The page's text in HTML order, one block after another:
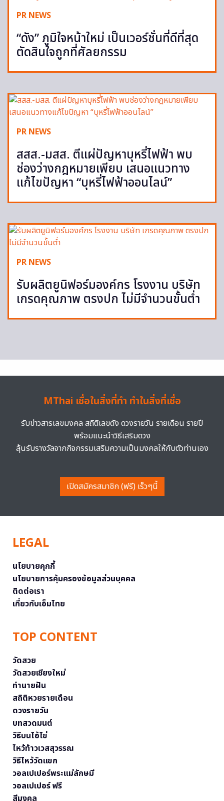
PR NEWS
“ดัง” ภูมิใจหน้าใหม่ เป็นเวอร์ชั่นที่ดีที่สุด
ตัดสินใจถูกที่ศัลยกรรม
PR NEWS
สสส.-มสส. ตีแผ่ปัญหาบุหรี่ไฟฟ้า พบ
ช่องว่างกฎหมายเพียบ เสนอแนวทาง
แก้ไขปัญหา “บุหรี่ไฟฟ้าออนไลน์”
PR NEWS
รับผลิตยูนิฟอร์มองค์กร โรงงาน บริษัท
เกรดคุณภาพ ตรงปก ไม่มีจำนวนขั้นต่ำ
MThai เชื่อในสิ่งที่ทำ ทำในสิ่งที่เชื่อ
รับข่าวสารเลขมงคล สถิติเลขดัง ดวงรายวัน รายเดือน รายปี
พร้อมแนะนำวิธีเสริมดวง
ลุ้นรับรางวัลจากกิจกรรมเสริมความเป็นมงคลให้กับตัวท่านเอง
เปิดสมัครสมาชิก (ฟรี) เร็วๆนี้
LEGAL
นโยบายคุกกี้
นโยบายการคุ้มครองข้อมูลส่วนบุคคล
ติดต่อเรา
เกี่ยวกับเอ็มไทย
TOP CONTENT
วัดสวย
วัดสวยเชียงใหม่
ทำนายฝัน
สถิติหวยรายเดือน
ดวงรายวัน
บทสวดมนต์
วิธีบนไอ้ไข่
ไหว้ท้าวเวสสุวรรณ
วิธีไหว้วัดแขก
วอลเปเปอร์พระแม่ลักษมี
วอลเปเปอร์ ฟรี
สีมงคล